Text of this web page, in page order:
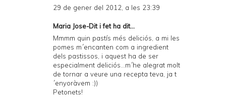
29 de gener del 2012, a les 23:39
Maria Jose-Dit i fetha dit...
Mmmm quin pastís més deliciós, a mi les
pomes m´encanten com a ingredient
dels pastissos, i aquest ha de ser
especialment deliciós...m´he alegrat molt
de tornar a veure una recepta teva, ja t
´enyoràvem :))
Petonets!